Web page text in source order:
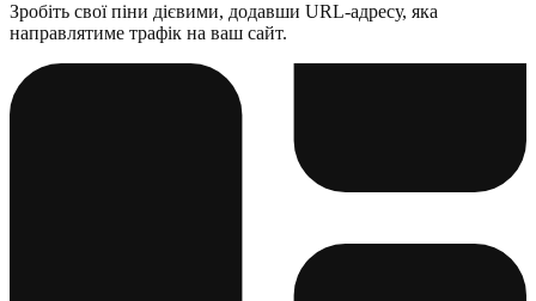
Зробіть свої піни дієвими, додавши URL-адресу, яка
направлятиме трафік на ваш сайт.